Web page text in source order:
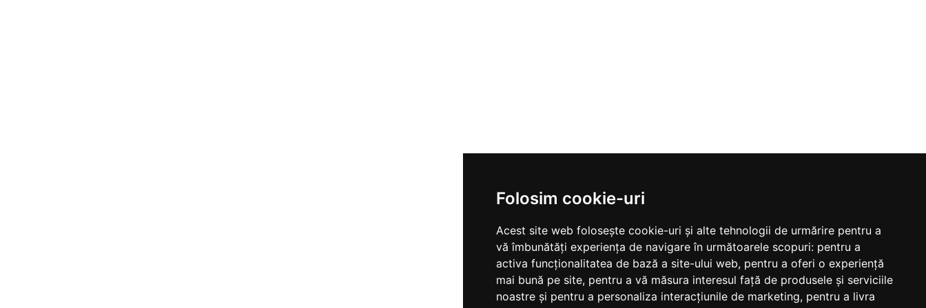
Folosim cookie-uri
Acest site web folosește cookie-uri și alte tehnologii de urmărire pentru a
vă îmbunătăți experiența de navigare în următoarele scopuri: pentru a
activa funcționalitatea de bază a site-ului web, pentru a oferi o experiență
mai bună pe site, pentru a vă măsura interesul față de produsele și serviciile
noastre și pentru a personaliza interacțiunile de marketing, pentru a livra